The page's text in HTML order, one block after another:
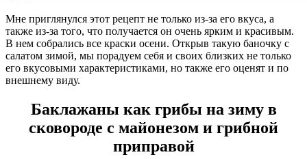
Мне приглянулся этот рецепт не только из-за его вкуса, а
также из-за того, что получается он очень ярким и красивым.
В нем собрались все краски осени. Открыв такую баночку с
салатом зимой, мы порадуем себя и своих близких не только
его вкусовыми характеристиками, но также его оценят и по
внешнему виду.
Баклажаны как грибы на зиму в
сковороде с майонезом и грибной
приправой